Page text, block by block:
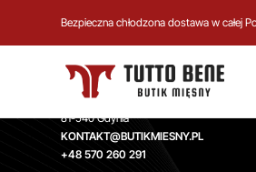
Bezpieczna chłodzona dostawa w całej
TUTTO BENE BUTIK MIĘSNY
Aleja Zwycięstwa 244,
81-540 Gdynia
KONTAKT@BUTIKMIESNY.PL
+48 570 260 291